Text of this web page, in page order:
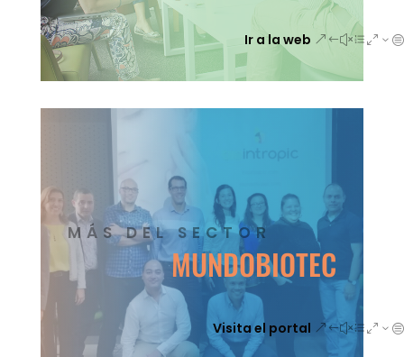
Ir a la web
MÁS DEL SECTOR
MUNDOBIOTEC
Visita el portal